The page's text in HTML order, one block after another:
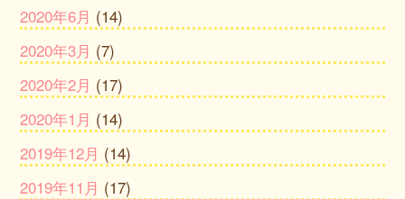
2020年6月 (14)
2020年3月 (7)
2020年2月 (17)
2020年1月 (14)
2019年12月 (14)
2019年11月 (17)